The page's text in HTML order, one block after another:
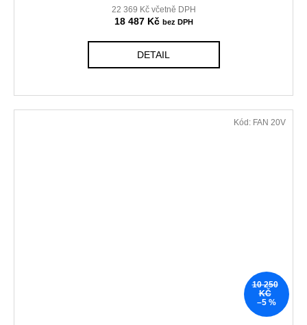
22 369 Kč včetně DPH
18 487 Kč
DETAIL
10 250
KČ
–5 %
Kód: FAN 20V